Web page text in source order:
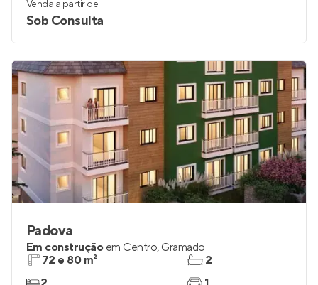
Venda a partir de
Sob Consulta
Padova
Em construção em Centro, Gramado
72 e 80 m²
2